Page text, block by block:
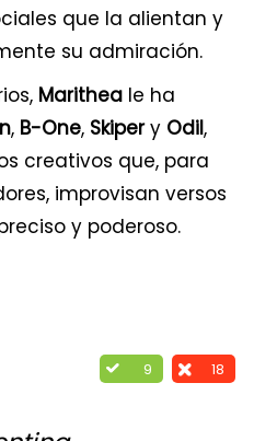
que la alientan y
su admiración.
Marithea le ha
, B-One, Skipery Odil,
creativos que, para
improvisan versos
y poderoso.
9 18